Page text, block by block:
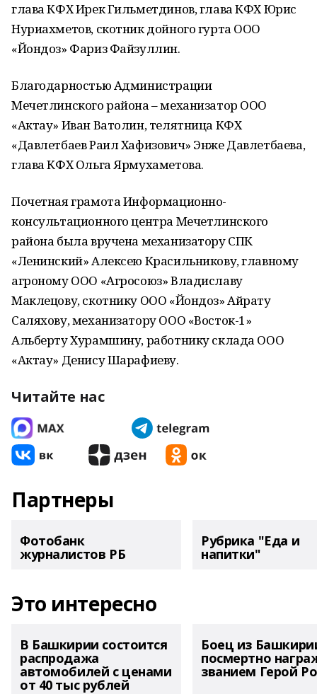
глава КФХ Ирек Гильметдинов, глава КФХ Юрис
Нуриахметов, скотник дойного гурта ООО
«Йондоз» Фариз Файзуллин.
Благодарностью Администрации
Мечетлинского района – механизатор ООО
«Актау» Иван Ватолин, телятница КФХ
«Давлетбаев Раил Хафизович» Энже Давлетбаева,
глава КФХ Ольга Ярмухаметова.
Почетная грамота Информационно-
консультационного центра Мечетлинского
района была вручена механизатору СПК
«Ленинский» Алексею Красильникову, главному
агроному ООО «Агросоюз» Владиславу
Маклецову, скотнику ООО «Йондоз» Айрату
Саляхову, механизатору ООО «Восток-1»
Альберту Хурамшину, работнику склада ООО
«Актау» Денису Шарафиеву.
Читайте нас
Партнеры
Фотобанк
журналистов РБ
Рубрика "Еда и
напитки"
Это интересно
В Башкирии состоится
распродажа
автомобилей с ценами
от 40 тыс рублей
Боец из
посмертно
званием Герой